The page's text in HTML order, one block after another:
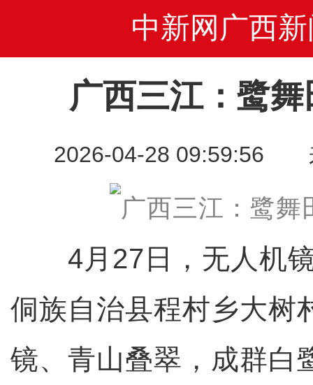
中新网广西新
广西三江：鹭
2026-04-28 09:59:56
4月27日，无人机镜
侗族自治县程村乡大树
镜、青山叠翠，成群白